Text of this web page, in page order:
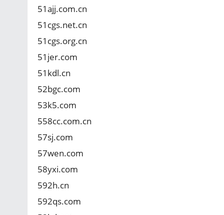
51ajj.com.cn
51cgs.net.cn
51cgs.org.cn
51jer.com
51kdl.cn
52bgc.com
53k5.com
558cc.com.cn
57sj.com
57wen.com
58yxi.com
592h.cn
592qs.com